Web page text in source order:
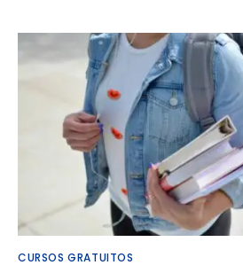
CURSOS GRATUITOS